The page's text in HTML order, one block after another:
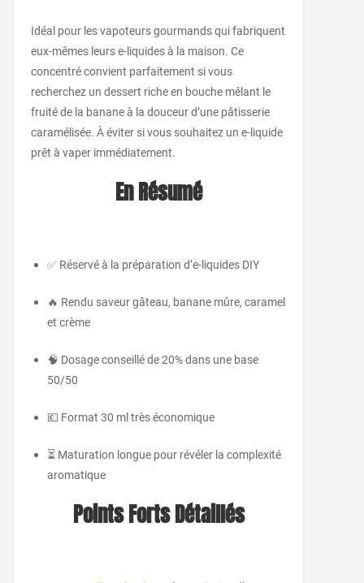
Idéal pour les vapoteurs gourmands qui fabriquent
eux-mêmes leurs e-liquides à la maison. Ce
concentré convient parfaitement si vous
recherchez un dessert riche en bouche mêlant le
fruité de la banane à la douceur d’une pâtisserie
caramélisée. À éviter si vous souhaitez un e-liquide
prêt à vaper immédiatement.
En Résumé
✅ Réservé à la préparation d’e-liquides DIY
🔥 Rendu saveur gâteau, banane mûre, caramel
et crème
🧠 Dosage conseillé de 20% dans une base
50/50
💶 Format 30 ml très économique
⏳ Maturation longue pour révéler la complexité
aromatique
Points Forts Détaillés